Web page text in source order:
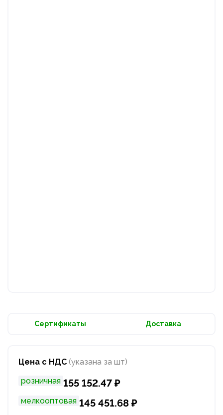
Сертификаты Доставка
Цена с НДС (указана за шт)
розничная 155 152.47 ₽
мелкооптовая 145 451.68 ₽